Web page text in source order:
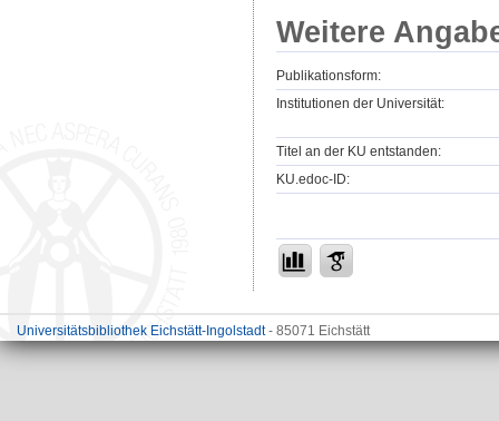
Weitere
Publikationsform:
Institutionen der Universität:
Titel an der KU entstanden:
KU.edoc-ID:
Universitätsbibliothek Eichstätt-Ingolstadt- 85071 Eichstätt